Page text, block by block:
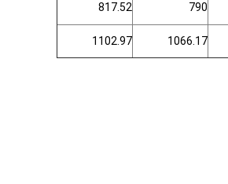
790
817.52
1066.17
1102.97